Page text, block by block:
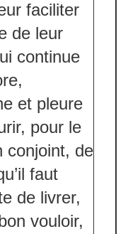
faciliter
de leur
continue
et pleure
pour le
conjoint, de
faut
de livrer,
vouloir,